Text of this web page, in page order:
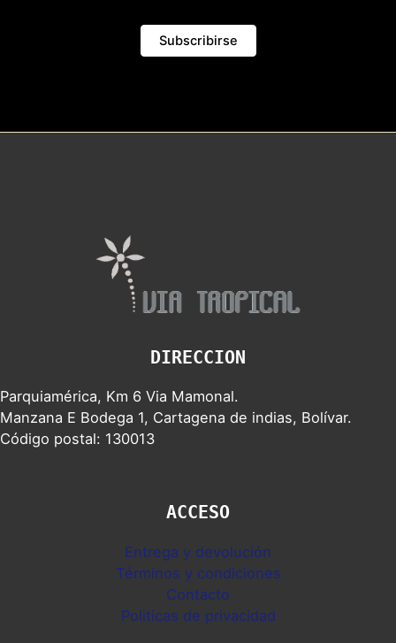
DIRECCION
Parquiamérica, Km 6 Via Mamonal.
Manzana E Bodega 1, Cartagena de indias, Bolívar.
Código postal: 130013
ACCESO
Entrega y devolución
Términos y condiciones
Contacto
Politicas de privacidad